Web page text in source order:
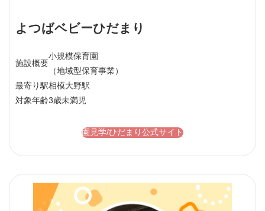
よつばベビーひだまり
施設概要
小規模保育園
（地域型保育事業）
最寄り駅相模大野駅
対象年齢3歳未満児
園見学/ひだまり公式サイト